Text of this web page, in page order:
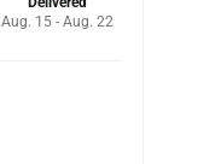
Aug. 15 - Aug. 22